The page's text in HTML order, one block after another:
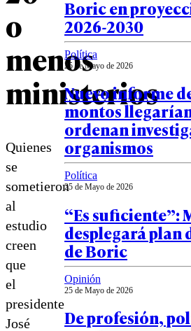
o
menos
ministerios
Quienes
se
sometieron
al
estudio
creen
que
el
presidente
José
Boric en
2026-2030
Política
25 de Mayo de 2026
Nuevo informe
montos llegarían
ordenan
organismos
Política
25 de Mayo de 2026
“Es suficiente”:
desplegará plan
de Boric
Opinión
25 de Mayo de 2026
De profesión,